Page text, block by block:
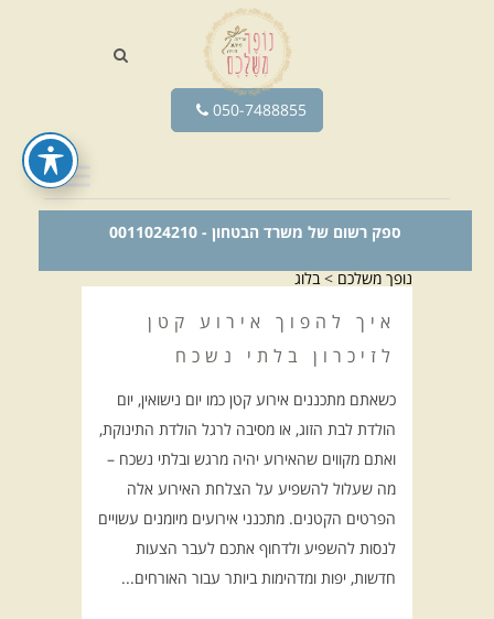
050-7488855
ספק רשום של משרד הבטחון - 0011024210
נופך משלכם>בלוג
איך להפוך אירוע קטן
לזיכרון בלתי נשכח
כשאתם מתכננים אירוע קטן כמו יום נישואין, יום
הולדת לבת הזוג, או מסיבה לרגל הולדת התינוקת,
ואתם מקווים שהאירוע יהיה מרגש ובלתי נשכח –
מה שעלול להשפיע על הצלחת האירוע אלה
הפרטים הקטנים. מתכנני אירועים מיומנים עשויים
לנסות להשפיע ולדחוף אתכם לעבר הצעות
חדשות, יפות ומדהימות ביותר עבור האורחים...